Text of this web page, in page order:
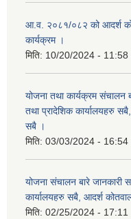
आ.व. २०८१/०८२ को आदर्श
कार्यक्रम ।
मिति: 10/20/2024 - 11:58
योजना तथा कार्यक्रम संचालन
तथा प्रादेशिक कार्यालयहरु
सबै ।
मिति: 03/03/2024 - 16:54
योजना संचालन बारे जानकारी
कार्यालयहरु सबै, आदर्श
मिति: 02/25/2024 - 17:11